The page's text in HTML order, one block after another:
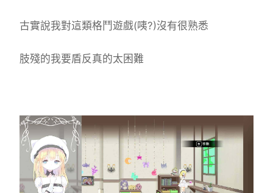
古實說我對這類格鬥遊戲(咦?)沒有很熟悉
肢殘的我要盾反真的太困難